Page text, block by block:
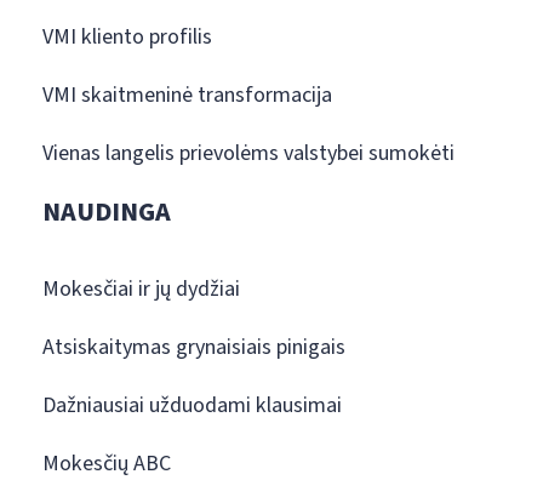
VMI kliento profilis
VMI skaitmeninė transformacija
Vienas langelis prievolėms valstybei sumokėti
NAUDINGA
Mokesčiai ir jų dydžiai
Atsiskaitymas grynaisiais pinigais
Dažniausiai užduodami klausimai
Mokesčių ABC